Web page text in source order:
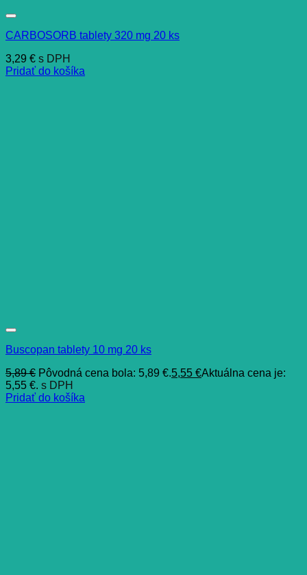
CARBOSORB tablety 320 mg 20 ks
3,29 € s DPH
Pridať do košíka
Buscopan tablety 10 mg 20 ks
5,89€ Pôvodná cena bola: 5,89 €.5,55 €Aktuálna cena je:
5,55 €. s DPH
Pridať do košíka